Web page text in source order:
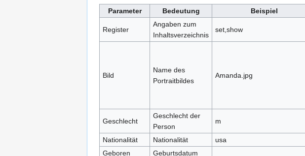
Parameter Bedeutung Beispiel
Register
Angaben zum
Inhaltsverzeichnis
set,show
Bild
Name des
Portraitbildes
Amanda.jpg
Geschlecht
Geschlecht der
Person
m
Nationalität Nationalität usa
Geboren
Geburtsdatum